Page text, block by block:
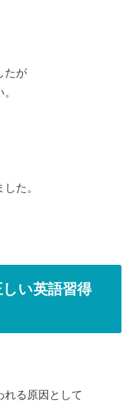
たが
た。
い英語習得
れる原因として